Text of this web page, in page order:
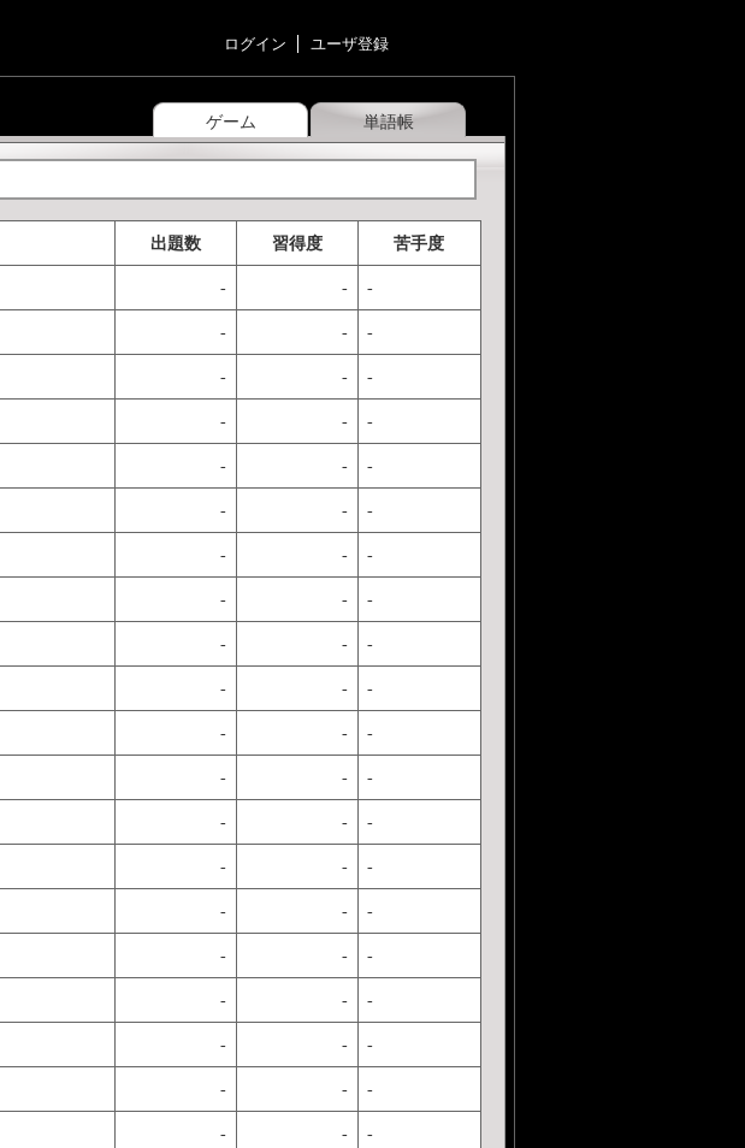
ログイン ユーザ登録
ゲーム 単語帳
出題数 習得度 苦手度
- - -
- - -
- - -
- - -
- - -
- - -
- - -
- - -
- - -
- - -
- - -
- - -
- - -
- - -
- - -
- - -
- - -
- - -
- - -
- - -